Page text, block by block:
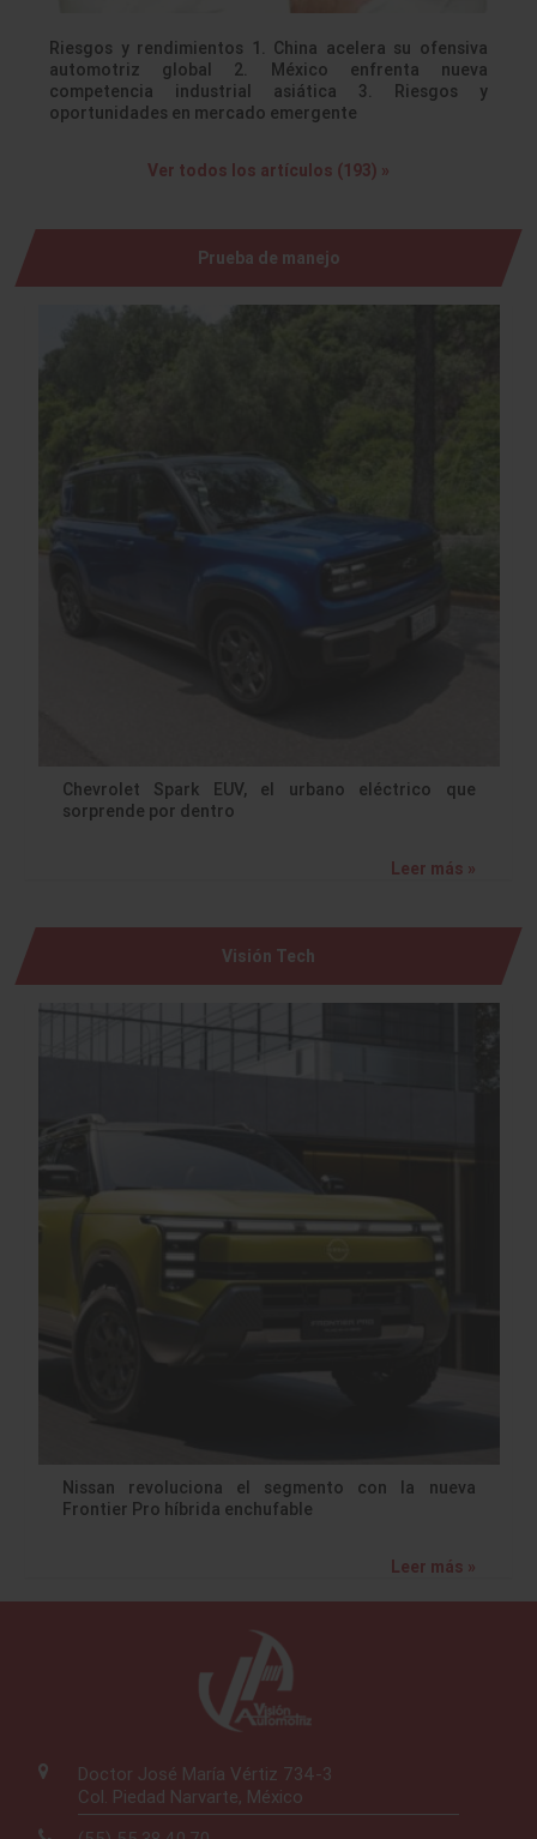
Riesgos y rendimientos 1. China acelera su ofensiva
automotriz global 2. México enfrenta nueva
competencia industrial asiática 3. Riesgos y
oportunidades en mercado emergente
Ver todos los artículos (193) »
Prueba de manejo
Chevrolet Spark EUV, el urbano eléctrico que
sorprende por dentro
Leer más »
Visión Tech
Nissan revoluciona el segmento con la nueva
Frontier Pro híbrida enchufable
Leer más »
Doctor José María Vértiz 734-3
Col. Piedad Narvarte, México